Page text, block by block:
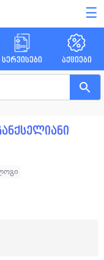
☰
სერვისები აქციები